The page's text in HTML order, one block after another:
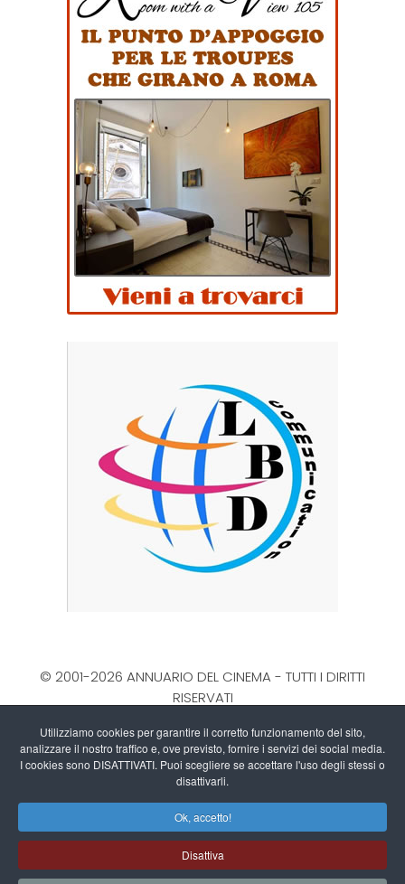
Utilizziamo cookies per garantire il corretto funzionamento del sito,
analizzare il nostro traffico e, ove previsto, fornire i servizi dei social media.
I cookies sono DISATTIVATI. Puoi scegliere se accettare l'uso degli stessi o
disattivarli.
Ok, accetto!
Disattiva
© 2001-2026 ANNUARIO DEL CINEMA - TUTTI I DIRITTI
RISERVATI
rimuovere, oscurare, modificare, immagini e testi dal
sito, a propria discrezione.
Questo blog non rappresenta una testata giornalistica
in quanto viene aggiornato senza alcuna periodicità.
Non può pertanto considerarsi un prodotto editoriale ai
sensi della legge n. 62 del 7/3/2001